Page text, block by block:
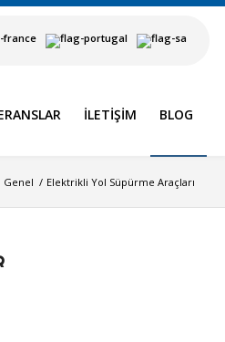
İLETIŞIM BLOG
Genel / Elektrikli Yol Süpürme Araçları